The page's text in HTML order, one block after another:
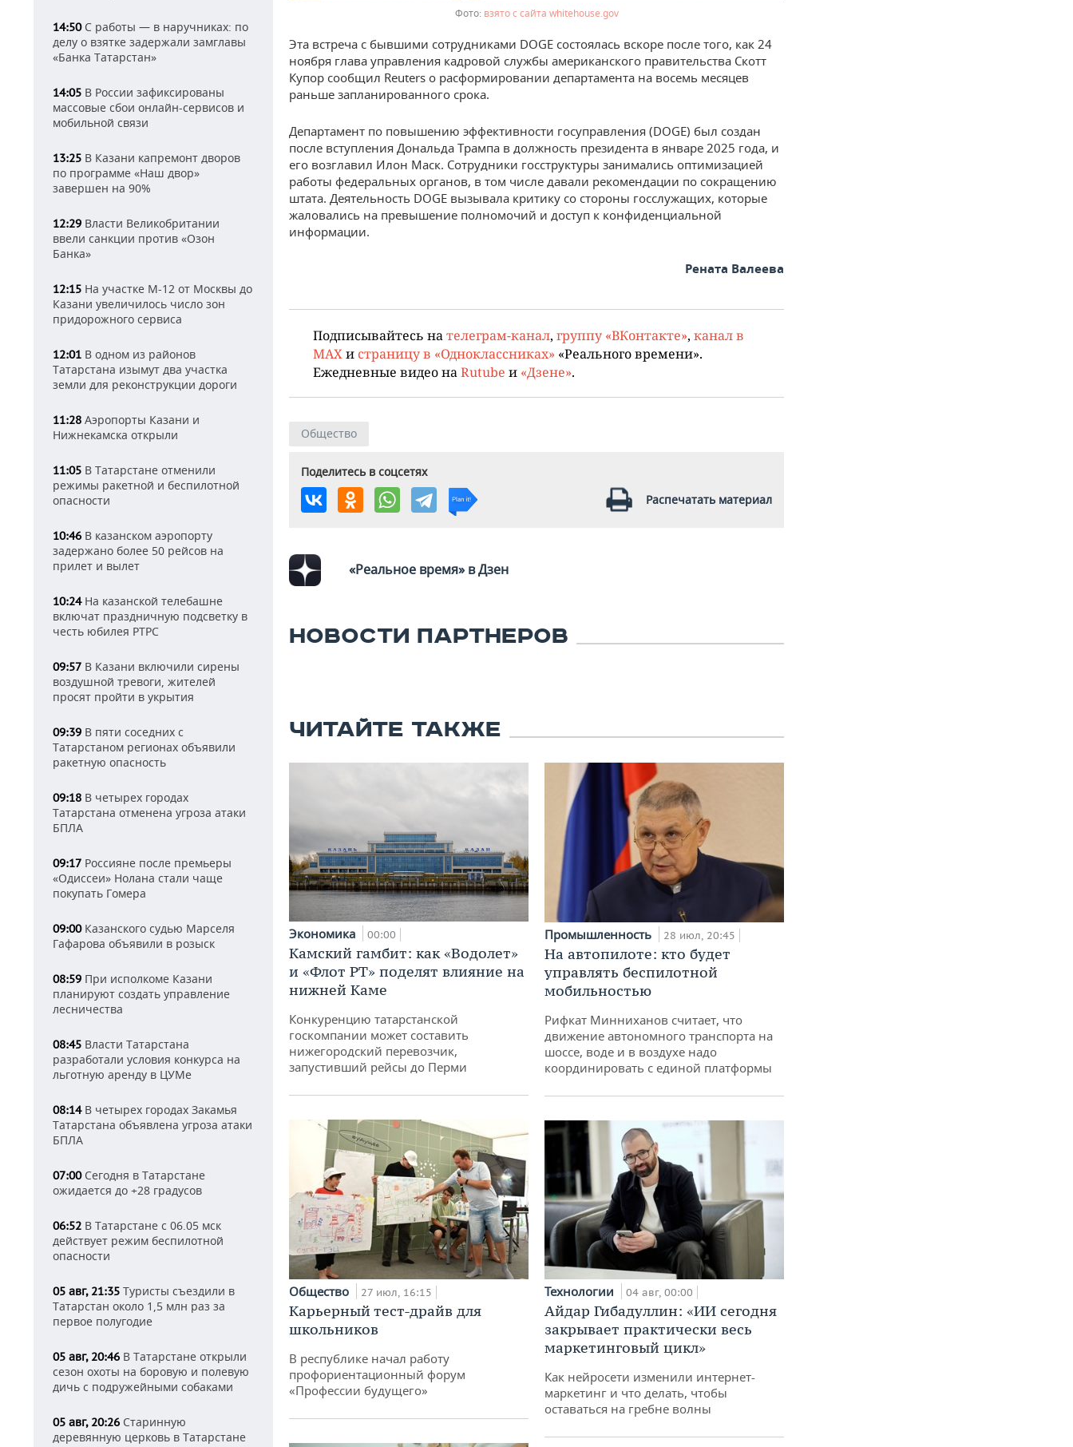
14:50С работы — в наручниках: по
делу о взятке задержали замглавы
«Банка Татарстан»
14:05 В России зафиксированы
массовые сбои онлайн-сервисов и
мобильной связи
13:25 В Казани капремонт дворов
по программе «Наш двор»
завершен на 90%
12:29 Власти Великобритании
ввели санкции против «Озон
Банка»
12:15 На участке М-12 от Москвы до
Казани увеличилось число зон
придорожного сервиса
12:01 В одном из районов
Татарстана изымут два участка
земли для реконструкции дороги
11:28 Аэропорты Казани и
Нижнекамска открыли
11:05 В Татарстане отменили
режимы ракетной и беспилотной
опасности
10:46 В казанском аэропорту
задержано более 50 рейсов на
прилет и вылет
10:24На казанской телебашне
включат праздничную подсветку в
честь юбилея РТРС
09:57 В Казани включили сирены
воздушной тревоги, жителей
просят пройти в укрытия
09:39 В пяти соседних с
Татарстаном регионах объявили
ракетную опасность
09:18 В четырех городах
Татарстана отменена угроза атаки
БПЛА
09:17 Россияне после премьеры
«Одиссеи» Нолана стали чаще
покупать Гомера
09:00Казанского судью Марселя
Гафарова объявили в розыск
08:59 При исполкоме Казани
планируют создать управление
лесничества
08:45 Власти Татарстана
разработали условия конкурса на
льготную аренду в ЦУМе
08:14В четырех городах Закамья
Татарстана объявлена угроза атаки
БПЛА
07:00Сегодня в Татарстане
ожидается до +28 градусов
06:52 В Татарстане с 06.05 мск
действует режим беспилотной
опасности
05 авг, 21:35 Туристы съездили в
Татарстан около 1,5 млн раз за
первое полугодие
05 авг, 20:46 В Татарстане открыли
сезон охоты на боровую и полевую
дичь с подружейными собаками
05 авг, 20:26 Старинную
деревянную церковь в Татарстане
взято с сайта whitehouse.gov
Эта встреча с бывшими сотрудниками DOGE состоялась вскоре после того, как 24
ноября глава управления кадровой службы американского правительства Скотт
Купор сообщил Reuters о расформировании департамента на восемь месяцев
раньше запланированного срока.
Департамент по повышению эффективности госуправления (DOGE) был создан
после вступления Дональда Трампа в должность президента в январе 2025 года, и
его возглавил Илон Маск. Сотрудники госструктуры занимались оптимизацией
работы федеральных органов, в том числе давали рекомендации по сокращению
штата. Деятельность DOGE вызывала критику со стороны госслужащих, которые
жаловались на превышение полномочий и доступ к конфиденциальной
информации.
Рената Валеева
Подписывайтесь на телеграм-канал, группу «ВКонтакте», канал в
MAX и страницу в «Одноклассниках» «Реального времени».
Ежедневные видео на Rutube и «Дзене».
Общество
Поделитесь в соцсетях
Распечатать материал
«Реальное время» в Дзен
НОВОСТИ ПАРТНЕРОВ
ЧИТАЙТЕ ТАКЖЕ
Экономика 00:00
Камский гамбит: как «Водолет»
и «Флот РТ» поделят влияние на
нижней Каме
Конкуренцию татарстанской
госкомпании может составить
нижегородский перевозчик,
запустивший рейсы до Перми
Общество 27 июл, 16:15
Карьерный тест-драйв для
школьников
В республике начал работу
профориентационный форум
«Профессии будущего»
Промышленность 28 июл, 20:45
На автопилоте: кто будет
управлять беспилотной
мобильностью
Рифкат Минниханов считает, что
движение автономного транспорта на
шоссе, воде и в воздухе надо
координировать с единой платформы
Технологии 04 авг, 00:00
Айдар Гибадуллин: «ИИ сегодня
закрывает практически весь
маркетинговый цикл»
Как нейросети изменили интернет-
маркетинг и что делать, чтобы
оставаться на гребне волны